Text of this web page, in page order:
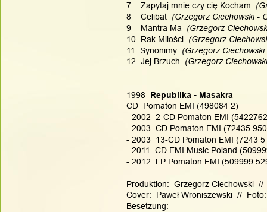
7    Zapytaj mnie czy cię Kocham
8    Celibat
(Grzegorz Ciechowski -
9    Mantra Ma
(Grzegorz Ciechowski
10  Rak Miłości
(Grzegorz
11  Synonimy
(Grzegorz Ciechowski
12  Jej Brzuch
(Grzegorz
1998
  Republika - Masakra
CD  Pomaton EMI (498084 2)
- 2002  2-CD Pomaton EMI
- 2003  CD Pomaton EMI (72435
- 2003  13-CD Pomaton EMI (7243
- 2011  CD EMI Music Poland
- 2012  LP Pomaton EMI (509999
Produktion:  Grzegorz Ciechowski
Cover:  Paweł Wroniszewski  //
Besetzung: